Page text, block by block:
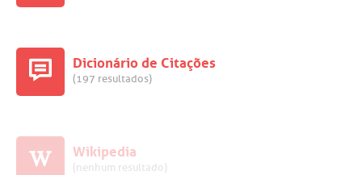
Dicionário de Citações
(197 resultados)
Wikipedia
(nenhum resultado)